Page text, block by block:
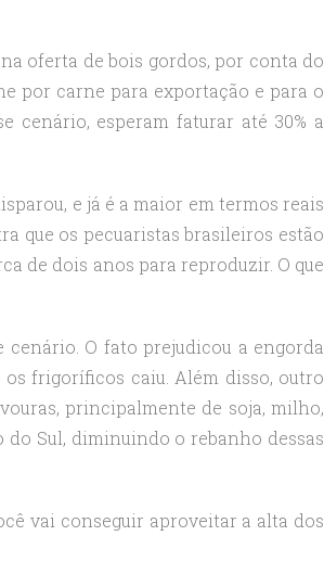
oferta de bois gordos, por conta do
por carne para exportação e para o
cenário, esperam faturar até 30% a
e já é a maior em termos reais
que os pecuaristas brasileiros estão
de dois anos para reproduzir. O que
O fato prejudicou a engorda
frigoríficos caiu. Além disso, outro
principalmente de soja, milho,
do Sul, diminuindo o rebanho dessas
vai conseguir aproveitar a alta dos